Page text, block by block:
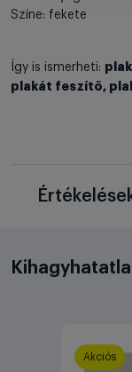
Színe: fekete
Így is ismerheti:
plakát feszítő,
Akciós